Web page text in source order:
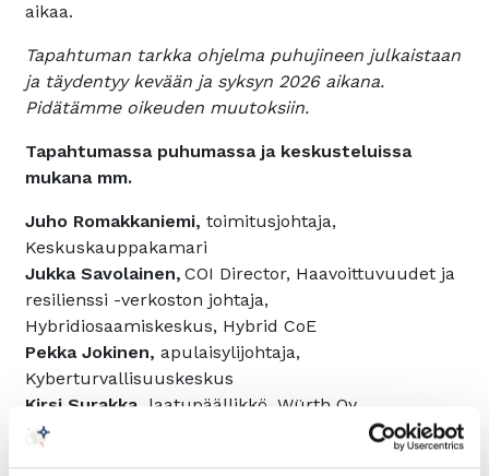
aikaa.
Tapahtuman tarkka ohjelma puhujineen julkaistaan
ja täydentyy kevään ja syksyn 2026 aikana.
Pidätämme oikeuden muutoksiin.
Tapahtumassa puhumassa ja keskusteluissa
mukana mm.
Juho Romakkaniemi, toimitusjohtaja,
Keskuskauppakamari
Jukka Savolainen, COI Director, Haavoittuvuudet ja
resilienssi -verkoston johtaja,
Hybridiosaamiskeskus, Hybrid CoE
Pekka Jokinen, apulaisylijohtaja,
Kyberturvallisuuskeskus
Kirsi Surakka, laatupäällikkö, Würth Oy
Tapahtumayhteistyössä mm.